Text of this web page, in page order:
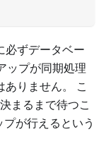
必ずデータベー
ップが同期処理
ありません。 こ
まるまで待つこ
が行えるという